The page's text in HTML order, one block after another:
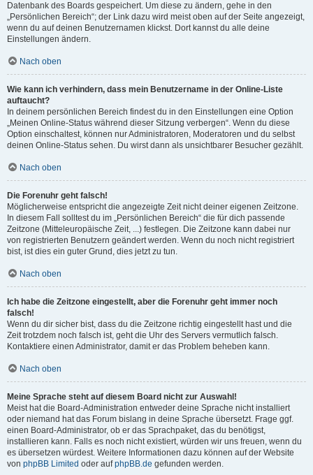
Datenbank des Boards gespeichert. Um diese zu ändern, gehe in den
„Persönlichen Bereich“; der Link dazu wird meist oben auf der Seite angezeigt,
wenn du auf deinen Benutzernamen klickst. Dort kannst du alle deine
Einstellungen ändern.
Nach oben
Wie kann ich verhindern, dass mein Benutzername in der Online-Liste
auftaucht?
In deinem persönlichen Bereich findest du in den Einstellungen eine Option
„Meinen Online-Status während dieser Sitzung verbergen“. Wenn du diese
Option einschaltest, können nur Administratoren, Moderatoren und du selbst
deinen Online-Status sehen. Du wirst dann als unsichtbarer Besucher gezählt.
Nach oben
Die Forenuhr geht falsch!
Möglicherweise entspricht die angezeigte Zeit nicht deiner eigenen Zeitzone.
In diesem Fall solltest du im „Persönlichen Bereich“ die für dich passende
Zeitzone (Mitteleuropäische Zeit, ...) festlegen. Die Zeitzone kann dabei nur
von registrierten Benutzern geändert werden. Wenn du noch nicht registriert
bist, ist dies ein guter Grund, dies jetzt zu tun.
Nach oben
Ich habe die Zeitzone eingestellt, aber die Forenuhr geht immer noch
falsch!
Wenn du dir sicher bist, dass du die Zeitzone richtig eingestellt hast und die
Zeit trotzdem noch falsch ist, geht die Uhr des Servers vermutlich falsch.
Kontaktiere einen Administrator, damit er das Problem beheben kann.
Nach oben
Meine Sprache steht auf diesem Board nicht zur Auswahl!
Meist hat die Board-Administration entweder deine Sprache nicht installiert
oder niemand hat das Forum bislang in deine Sprache übersetzt. Frage ggf.
einen Board-Administrator, ob er das Sprachpaket, das du benötigst,
installieren kann. Falls es noch nicht existiert, würden wir uns freuen, wenn du
es übersetzen würdest. Weitere Informationen dazu können auf der Website
von phpBB Limited oder aufphpBB.de gefunden werden.